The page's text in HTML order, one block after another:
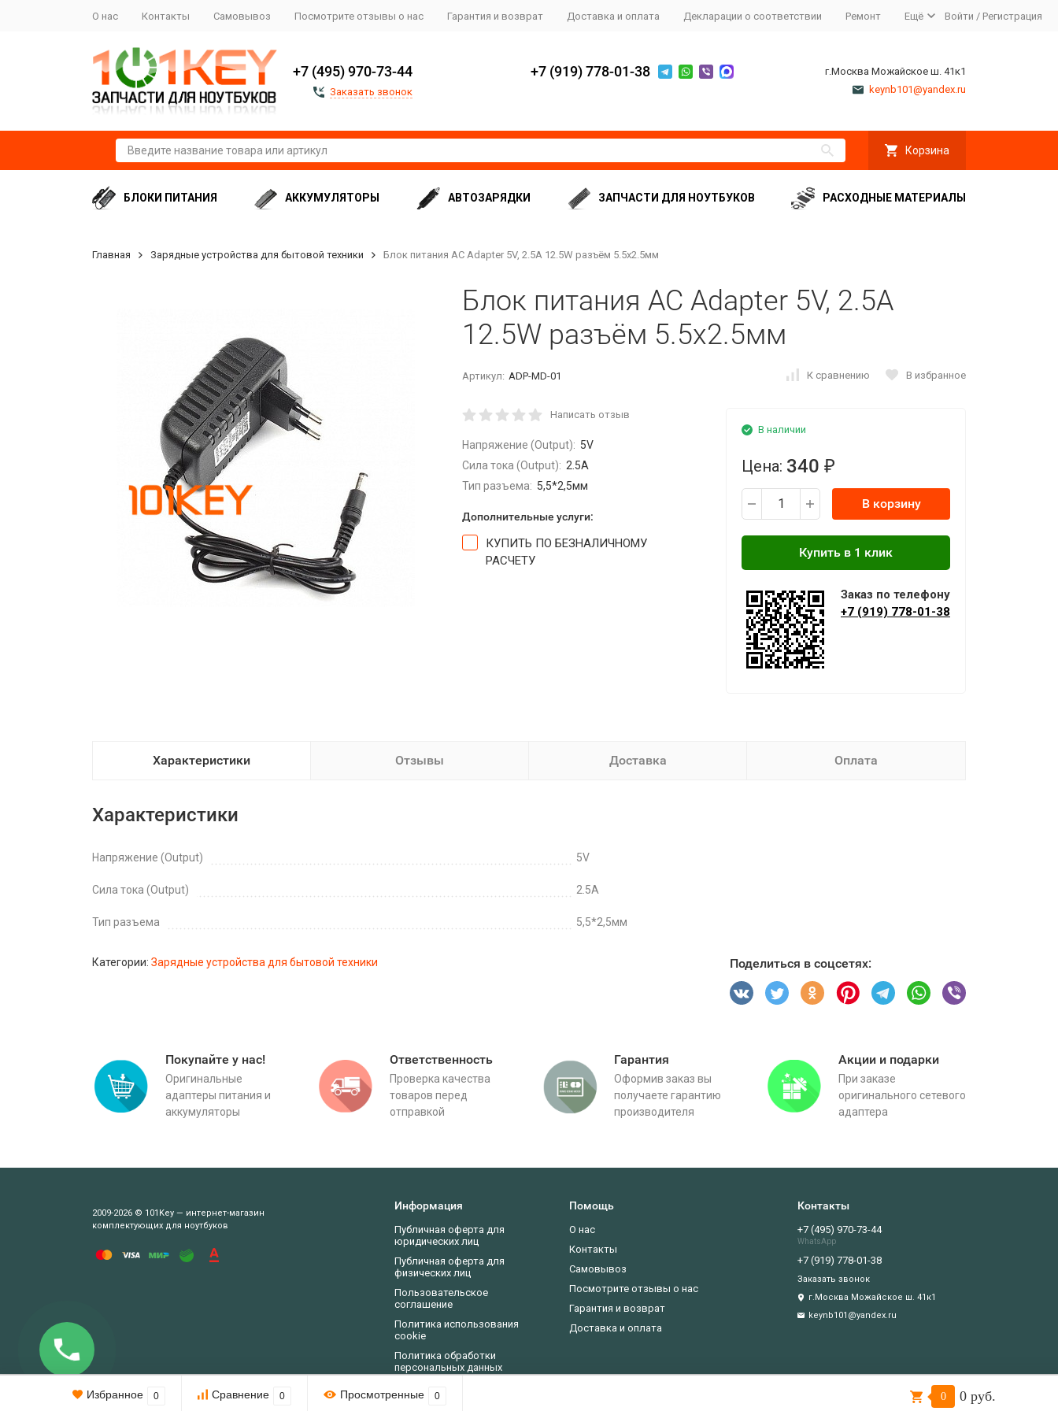
Этот веб-сайт использует cookie-файлы.
Подтверждаю
О нас Контакты Самовывоз Посмотрите отзывы о нас Гарантия и возврат Доставка и оплата Декларации о соответствии Ремонт Ещё Войти / Регистрация
+7 (495) 970-73-44
Заказать звонок
+7 (919) 778-01-38
г.Москва Можайское ш. 41к1
keynb101@yandex.ru
Корзина
БЛОКИ ПИТАНИЯ АККУМУЛЯТОРЫ АВТОЗАРЯДКИ ЗАПЧАСТИ ДЛЯ НОУТБУКОВ РАСХОДНЫЕ МАТЕРИАЛЫ
Главная Зарядные устройства для бытовой техники Блок питания AC Adapter 5V, 2.5A 12.5W разъём 5.5x2.5мм
Блок питания AC Adapter 5V, 2.5A
12.5W разъём 5.5x2.5мм
Артикул: ADP-MD-01 К сравнению В избранное
Написать отзыв
Напряжение (Output): 5V
Сила тока (Output): 2.5A
Тип разъема: 5,5*2,5мм
Дополнительные услуги:
КУПИТЬ ПО БЕЗНАЛИЧНОМУ
РАСЧЕТУ
В наличии
Цена: 340 ₽
В корзину
Заказ по телефону
+7 (919) 778-01-38
Характеристики Отзывы Доставка Оплата
Характеристики
Напряжение (Output) 5V
Сила тока (Output) 2.5A
Тип разъема 5,5*2,5мм
Категории: Зарядные устройства для бытовой техники Поделиться в соцсетях:
Покупайте у нас!
Оригинальные
адаптеры питания и
аккумуляторы
Ответственность
Проверка качества
товаров перед
отправкой
Гарантия
Оформив заказ вы
получаете гарантию
производителя
Акции и подарки
При заказе
оригинального сетевого
адаптера
2009-2026 © 101Key — интернет-магазин
комплектующих для ноутбуков
Информация
Публичная оферта для
юридических лиц
Публичная оферта для
физических лиц
Пользовательское
соглашение
Политика использования
cookie
Политика обработки
персональных данных
Помощь
О нас
Контакты
Самовывоз
Посмотрите отзывы о нас
Гарантия и возврат
Доставка и оплата
Контакты
+7 (495) 970-73-44
WhatsApp
+7 (919) 778-01-38
Заказать звонок
г.Москва Можайское ш. 41к1
keynb101@yandex.ru
Избранное 0 Сравнение 0 Просмотренные 0 0 0 руб.